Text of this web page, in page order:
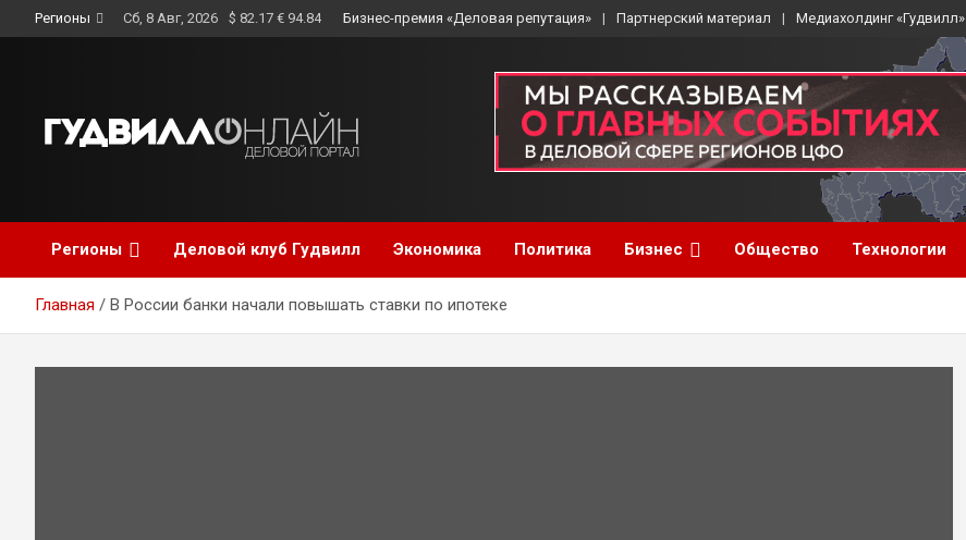
to
Регионы Сб, 8 Авг, 2026 $ 82.17 € 94.84 Бизнес-премия «Деловая репутация» Партнерский материал Медиахолдинг «Гудвилл»
Регионы Деловой клуб Гудвилл Экономика Политика Бизнес Общество Технологии
Главная В России банки начали повышать ставки по ипотеке